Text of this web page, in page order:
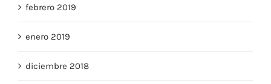
febrero 2019
enero 2019
diciembre 2018